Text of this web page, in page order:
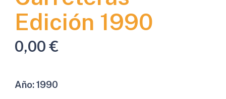
Edición 1990
0,00€
Año:1990